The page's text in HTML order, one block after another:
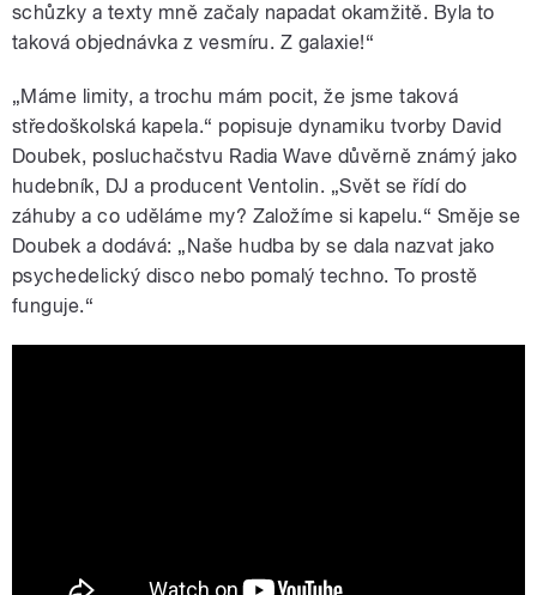
schůzky a texty mně začaly napadat okamžitě. Byla to
taková objednávka z vesmíru. Z galaxie!“
„Máme limity, a trochu mám pocit, že jsme taková
středoškolská kapela.“ popisuje dynamiku tvorby David
Doubek, posluchačstvu Radia Wave důvěrně známý jako
hudebník, DJ a producent Ventolin. „Svět se řídí do
záhuby a co uděláme my? Založíme si kapelu.“ Směje se
Doubek a dodává: „Naše hudba by se dala nazvat jako
psychedelický disco nebo pomalý techno. To prostě
funguje.“